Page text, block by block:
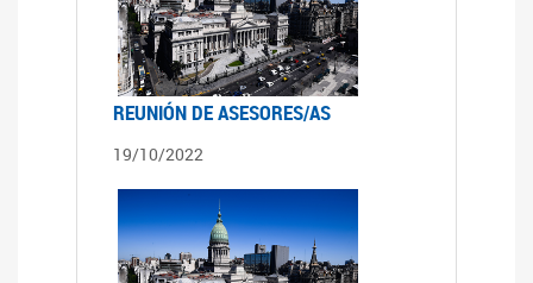
REUNIÓN DE ASESORES/AS
19/10/2022